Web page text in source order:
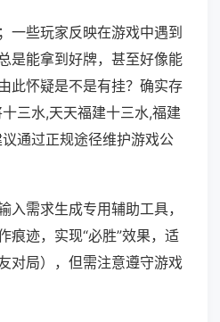
一些玩家反映在游戏中遇到
是能拿到好牌，甚至好像能
此怀疑是不是有挂？确实存
三水,天天福建十三水,福建
通过正规途径维护游戏公
入需求生成专用辅助工具，
痕迹，实现“必胜”效果，适
对局），但需注意遵守游戏